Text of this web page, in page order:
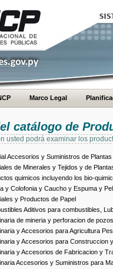
Marco Legal
catálogo de
usted podrá examinar los
Accesorios y Suministros de
de Minerales y Tejidos y de
quimicos incluyendo los bio-
y Colofonia y Caucho y Espuma y
y Productos de Papel
Aditivos para combustibles,
de mineria y perforacion de
y Accesorios para Agricultura
y Accesorios para Construccion
y Accesorios de Fabricacion y
Accesorios y Suministros para